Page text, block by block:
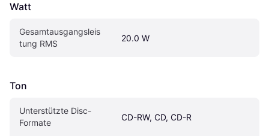
Watt
Gesamtausgangsleis
tung RMS
20.0 W
Ton
Unterstützte Disc-
Formate
CD-RW, CD, CD-R